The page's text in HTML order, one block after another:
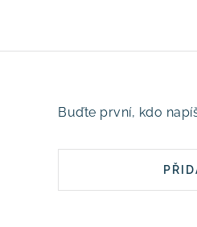
Buďte první, kdo